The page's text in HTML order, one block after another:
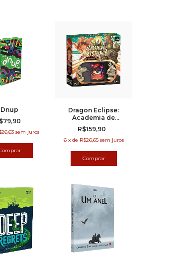
Dnup
sem juros
Dragon Eclipse:
Academia de
Mystlings – Peare vs
Arboro
R$159,90
6 x de R$26,65 sem juros